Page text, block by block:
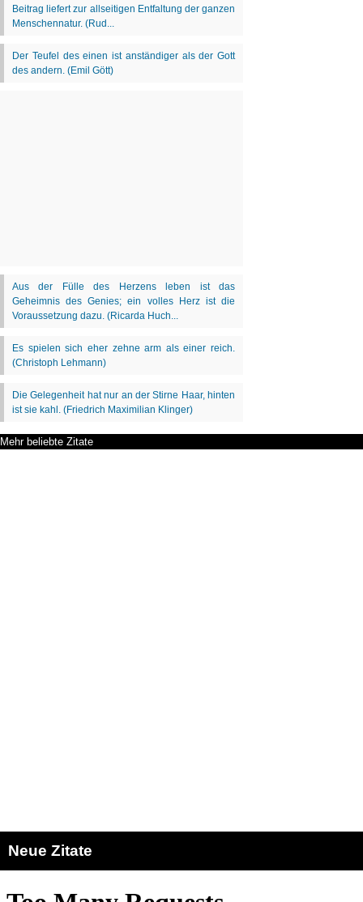
Mehr beliebte Zitate
Neue Zitate